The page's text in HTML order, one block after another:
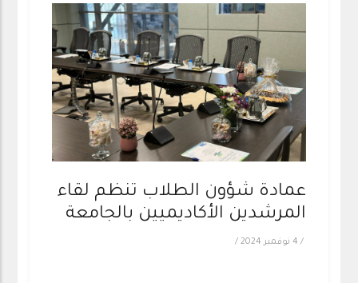
عمادة شؤون الطلاب تنظم لقاء
المرشدين الأكاديميين بالجامعة
/4 نوفمبر 2024 /